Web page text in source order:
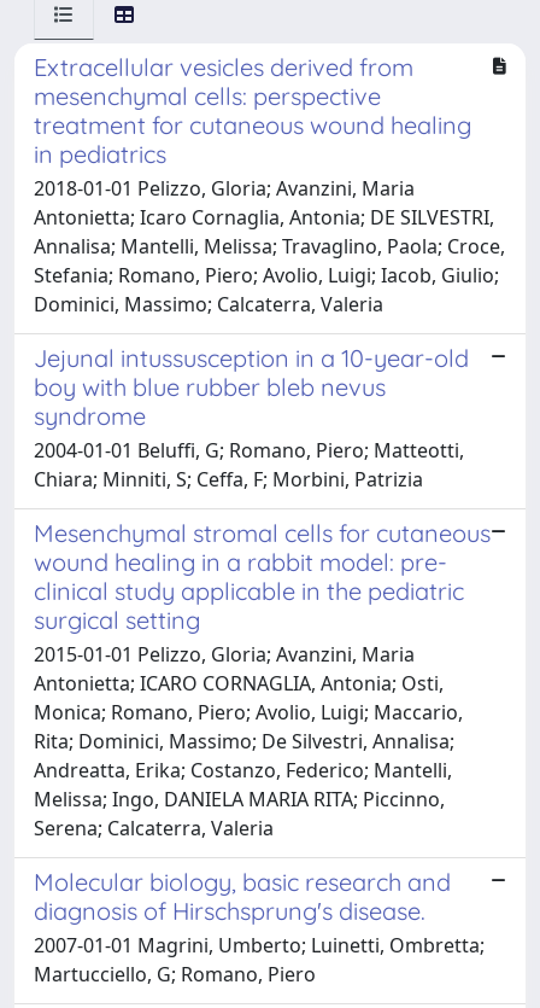
Extracellular vesicles derived from
mesenchymal cells: perspective
treatment for cutaneous wound healing
in pediatrics
2018-01-01 Pelizzo, Gloria; Avanzini, Maria
Antonietta; Icaro Cornaglia, Antonia; DE SILVESTRI,
Annalisa; Mantelli, Melissa; Travaglino, Paola; Croce,
Stefania; Romano, Piero; Avolio, Luigi; Iacob, Giulio;
Dominici, Massimo; Calcaterra, Valeria
Jejunal intussusception in a 10-year-old
boy with blue rubber bleb nevus
syndrome
2004-01-01 Beluffi, G; Romano, Piero; Matteotti,
Chiara; Minniti, S; Ceffa, F; Morbini, Patrizia
Mesenchymal stromal cells for cutaneous
wound healing in a rabbit model: pre-
clinical study applicable in the pediatric
surgical setting
2015-01-01 Pelizzo, Gloria; Avanzini, Maria
Antonietta; ICARO CORNAGLIA, Antonia; Osti,
Monica; Romano, Piero; Avolio, Luigi; Maccario,
Rita; Dominici, Massimo; De Silvestri, Annalisa;
Andreatta, Erika; Costanzo, Federico; Mantelli,
Melissa; Ingo, DANIELA MARIA RITA; Piccinno,
Serena; Calcaterra, Valeria
Molecular biology, basic research and
diagnosis of Hirschsprung's disease.
2007-01-01 Magrini, Umberto; Luinetti, Ombretta;
Martucciello, G; Romano, Piero